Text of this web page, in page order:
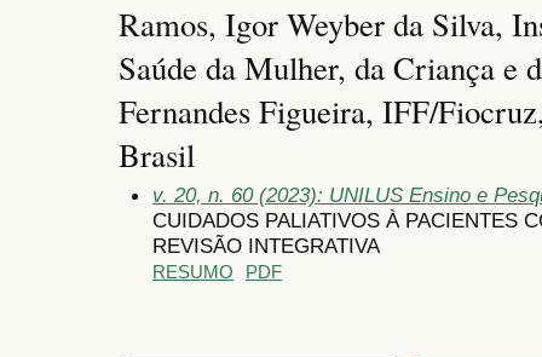
Ramos, Igor Weyber da Silva,
Saúde da Mulher, da Criança e
Fernandes Figueira, IFF/
Brasil
v. 20, n. 60 (2023): UNILUS Ensino e
CUIDADOS PALIATIVOS À PACIENTES
REVISÃO INTEGRATIVA
RESUMO PDF